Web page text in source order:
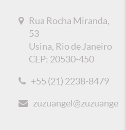
Rua Rocha Miranda,
53
Usina, Rio de Janeiro
CEP: 20530-450
+55 (21) 2238-8479